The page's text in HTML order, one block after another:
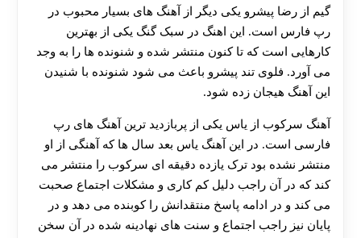
30 تا 50 درصد شارژ هدیه بیشتر فقط با ثبت نام در
گیم از رضا پیشرو یکی دیگر از آهنگ های بسیار محبوب در
رپ فارس است. این اهنگ در سبک گنگ یکی از بهترین
کارهایی است که تا کنون منتشر شده و شنونده ها را به وجد
می آورد‌. فلوی تند پیشرو باعث می شود شنونده با شنیدن
این آهنگ هیجان زده شود.
آهنگ سرکوب از یاس یکی از پربازدید ترین آهنگ های رپ
فارسی است. در این آهنگ یاس بعد سال ها که آهنگی از او
منتشر نشده بود ترک یازده دقیقه ای سرکوب را منتشر می
کند که در آن راجب دلیل کم کاری و مشکلات اجتماع صحبت
می کند و در ادامه پاسخ منتقدانش را کوبنده می دهد و در
پایان نیز راجب اجتماع و سنت های نهادینه شده در آن سخن